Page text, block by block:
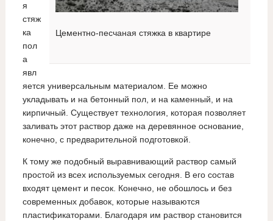
Цементно-песчаная стяжка в квартире
я
стяж
ка
пол
а
явл
яется универсальным материалом. Ее можно
укладывать и на бетонный пол, и на каменный, и на
кирпичный. Существует технология, которая позволяет
заливать этот раствор даже на деревянное основание,
конечно, с предварительной подготовкой.
К тому же подобный выравнивающий раствор самый
простой из всех используемых сегодня. В его состав
входят цемент и песок. Конечно, не обошлось и без
современных добавок, которые называются
пластификаторами. Благодаря им раствор становится